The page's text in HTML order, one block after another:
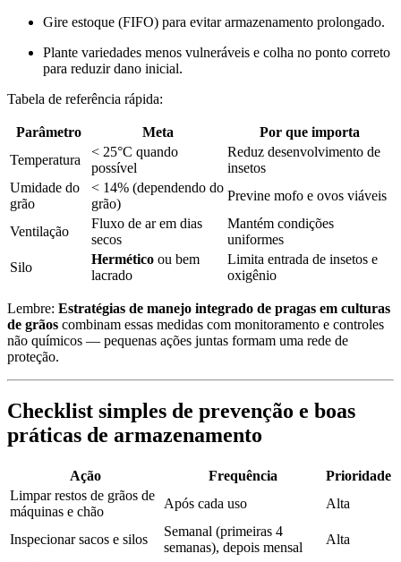
Gire estoque (FIFO) para evitar armazenamento prolongado.
Plante variedades menos vulneráveis e colha no ponto correto
para reduzir dano inicial.
Tabela de referência rápida:
Parâmetro Meta
Por que importa
Temperatura
< 25°C quando
possível
Reduz desenvolvimento de
insetos
Umidade do
grão
< 14% (dependendo do
grão)
Previne mofo e ovos viáveis
Ventilação
Fluxo de ar em dias
secos
Mantém condições
uniformes
Silo
Hermético ou bem
lacrado
Limita entrada de insetos e
oxigênio
Lembre: Estratégias de manejo integrado de pragas em culturas
de grãos combinam essas medidas com monitoramento e controles
não químicos — pequenas ações juntas formam uma rede de
proteção.
Checklist simples de prevenção e boas
práticas de armazenamento
Ação Frequência
Prioridade
Limpar restos de grãos de
máquinas e chão
Após cada uso Alta
Inspecionar sacos e silos
Semanal (primeiras 4
semanas), depois mensal
Alta